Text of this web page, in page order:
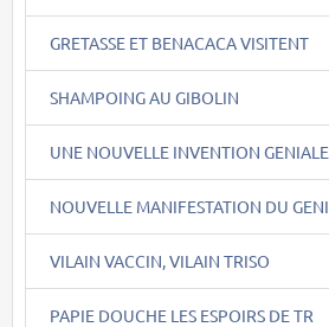
GRETASSE ET BENACACA VISITENT
SHAMPOING AU GIBOLIN
UNE NOUVELLE INVENTION GENIALE
NOUVELLE MANIFESTATION DU GENI
VILAIN VACCIN, VILAIN TRISO
PAPIE DOUCHE LES ESPOIRS DE TR